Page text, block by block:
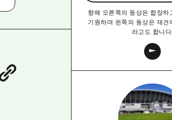
향해 오른쪽의 동상은 합장하
기원하며 왼쪽의 동상은 재건
라고도 합니다.